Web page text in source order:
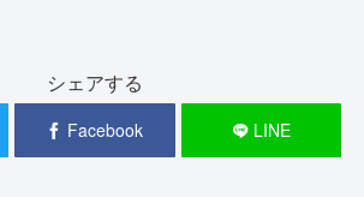
シェアする
Facebook LINE